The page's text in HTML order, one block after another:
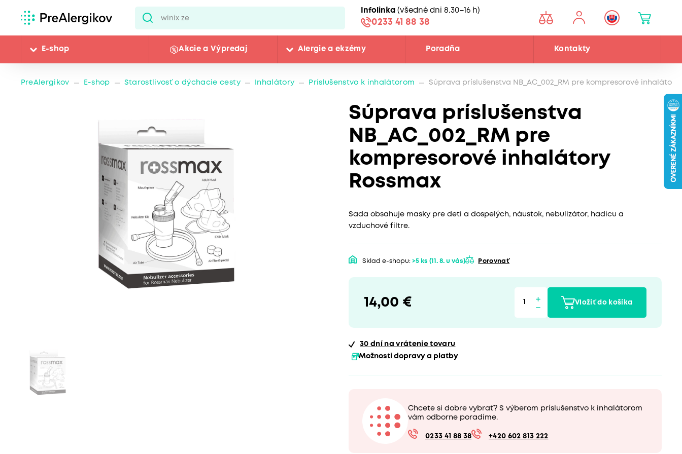
Infolinka (všedné dni 8.30–16 h)
0233 41 88 38
E-shop Akcie a Výpredaj Alergie a ekzémy Poradňa Kontakty
PreAlergikov E-shop Starostlivosť o dýchacie cesty Inhalátory Príslušenstvo k inhalátorom Súprava príslušenstva NB_AC_002_RM pre kompresorové inhalátory
Súprava príslušenstva
NB_AC_002_RM pre
kompresorové inhalátory
Rossmax
Sada obsahuje masky pre deti a dospelých, náustok, nebulizátor, hadicu a
vzduchové filtre.
Sklad e-shopu: >5 ks (11. 8. u vás) Porovnať
14,00 € Vložiť do košíka
30 dní na vrátenie tovaru
Možnosti dopravy a platby
Chcete si dobre vybrať? S výberom príslušenstvo k inhalátorom
vám odborne poradíme.
0233 41 88 38 +420 602 813 222